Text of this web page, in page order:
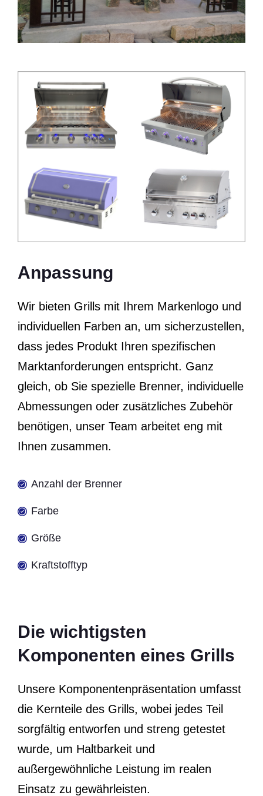
Anpassung
Wir bieten Grills mit Ihrem Markenlogo und
individuellen Farben an, um sicherzustellen,
dass jedes Produkt Ihren spezifischen
Marktanforderungen entspricht. Ganz
gleich, ob Sie spezielle Brenner, individuelle
Abmessungen oder zusätzliches Zubehör
benötigen, unser Team arbeitet eng mit
Ihnen zusammen.
Anzahl der Brenner
Farbe
Größe
Kraftstofftyp
Die wichtigsten
Komponenten eines Grills
Unsere Komponentenpräsentation umfasst
die Kernteile des Grills, wobei jedes Teil
sorgfältig entworfen und streng getestet
wurde, um Haltbarkeit und
außergewöhnliche Leistung im realen
Einsatz zu gewährleisten.